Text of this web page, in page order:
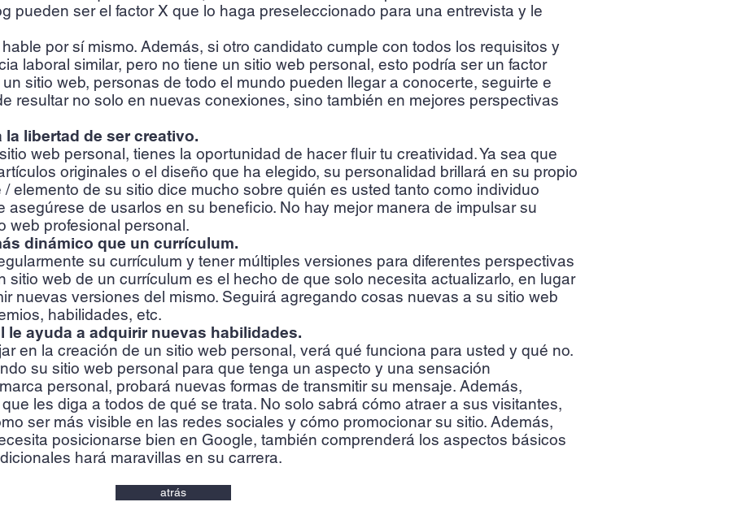
pueden ser el factor X que lo haga preseleccionado para una entrevista y le
por sí mismo. Además, si otro candidato cumple con todos los requisitos y
laboral similar, pero no tiene un sitio web personal, esto podría ser un factor
sitio web, personas de todo el mundo pueden llegar a conocerte, seguirte e
resultar no solo en nuevas conexiones, sino también en mejores perspectivas
libertad de ser creativo.
web personal, tienes la oportunidad de hacer fluir tu creatividad. Ya sea que
originales o el diseño que ha elegido, su personalidad brillará en su propio
elemento de su sitio dice mucho sobre quién es usted tanto como individuo
asegúrese de usarlos en su beneficio. No hay mejor manera de impulsar su
web profesional personal.
dinámico que un currículum.
su currículum y tener múltiples versiones para diferentes perspectivas
sitio web de un currículum es el hecho de que solo necesita actualizarlo, en lugar
nuevas versiones del mismo. Seguirá agregando cosas nuevas a su sitio web
habilidades, etc.
le ayuda a adquirir nuevas habilidades.
en la creación de un sitio web personal, verá qué funciona para usted y qué no.
su sitio web personal para que tenga un aspecto y una sensación
personal, probará nuevas formas de transmitir su mensaje. Además,
les diga a todos de qué se trata. No solo sabrá cómo atraer a sus visitantes,
ser más visible en las redes sociales y cómo promocionar su sitio. Además,
posicionarse bien en Google, también comprenderá los aspectos básicos
hará maravillas en su carrera.
atrás